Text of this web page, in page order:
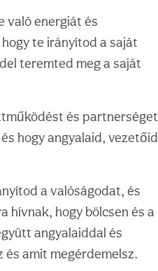
való energiát és
te irányítod a saját
teremted meg a saját
és partnerséget
hogy angyalaid, vezetőid
a valóságodat, és
hívnak, hogy bölcsen és a
angyalaiddal és
amit megérdemelsz.